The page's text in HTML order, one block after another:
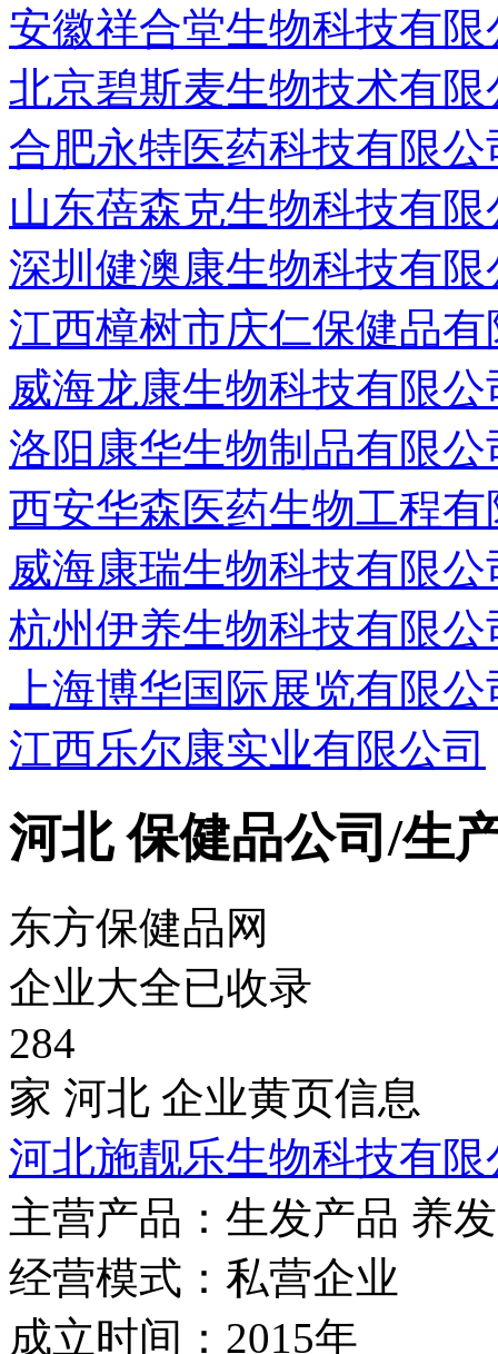
安徽祥合堂生物科技有限
北京碧斯麦生物技术有限
合肥永特医药科技有限公
山东蓓森克生物科技有限
深圳健澳康生物科技有限
江西樟树市庆仁保健品有
威海龙康生物科技有限公
洛阳康华生物制品有限公
西安华森医药生物工程有
威海康瑞生物科技有限公
杭州伊养生物科技有限公
上海博华国际展览有限公
江西乐尔康实业有限公司
河北 保健品公司/生
东方保健品网
企业大全已收录
284
家 河北 企业黄页信息
河北施靓乐生物科技有限
主营产品： 生发产品 养
经营模式： 私营企业
成立时间： 2015年